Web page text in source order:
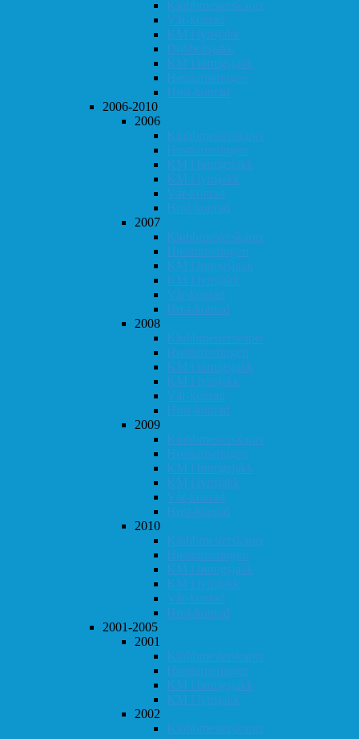
Klubbmesterskapet
Vår-konrad
KM i lynsjakk
Dobbeltsjakk
KM i hurtigsjakk
Høstturneringen
Høst-konrad
2006-2010
2006
Klubbmesterskapet
Høstturneringen
KM i hurtigsjakk
KM i lynsjakk
Vår-konrad
Høst-konrad
2007
Klubbmesterskapet
Høstturneringen
KM i hurtigsjakk
KM i lynsjakk
Vår-konrad
Høst-konrad
2008
Klubbmesterskapet
Høstturneringen
KM i hurtigsjakk
KM i lynsjakk
Vår-konrad
Høst-konrad
2009
Klubbmesterskapet
Høstturneringen
KM i hurtigsjakk
KM i lynsjakk
Vår-konrad
Høst-konrad
2010
Klubbmesterskapet
Høstturneringen
KM i hurtigsjakk
KM i lynsjakk
Vår-konrad
Høst-konrad
2001-2005
2001
Klubbmesterskapet
Høstturneringen
KM i hurtigsjakk
KM i lynsjakk
2002
Klubbmesterskapet